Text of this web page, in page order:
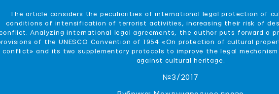
The article considers the peculiarities of international legal protection of
conditions of intensification of terrorist activities, increasing their risk of
Analyzing international legal agreements, the author puts forward a
of the UNESCO Convention of 1954 «On protection of cultural
conflict» and its two supplementary protocols to improve the legal
against cultural heritage.
№3/2017